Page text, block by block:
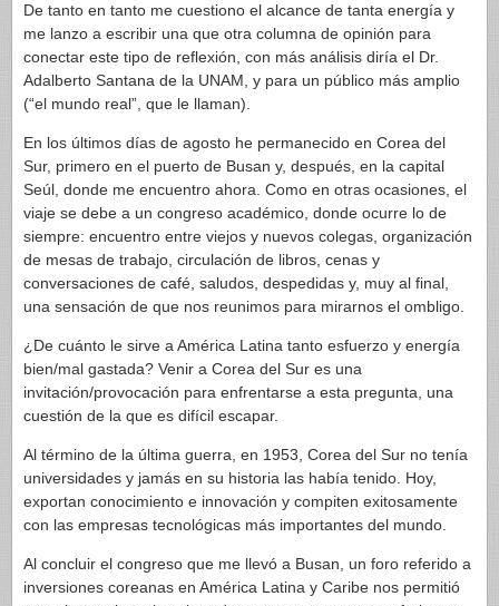
De tanto en tanto me cuestiono el alcance de tanta energía y
me lanzo a escribir una que otra columna de opinión para
conectar este tipo de reflexión, con más análisis diría el Dr.
Adalberto Santana de la UNAM, y para un público más amplio
(“el mundo real”, que le llaman).
En los últimos días de agosto he permanecido en Corea del
Sur, primero en el puerto de Busan y, después, en la capital
Seúl, donde me encuentro ahora. Como en otras ocasiones, el
viaje se debe a un congreso académico, donde ocurre lo de
siempre: encuentro entre viejos y nuevos colegas, organización
de mesas de trabajo, circulación de libros, cenas y
conversaciones de café, saludos, despedidas y, muy al final,
una sensación de que nos reunimos para mirarnos el ombligo.
¿De cuánto le sirve a América Latina tanto esfuerzo y energía
bien/mal gastada? Venir a Corea del Sur es una
invitación/provocación para enfrentarse a esta pregunta, una
cuestión de la que es difícil escapar.
Al término de la última guerra, en 1953, Corea del Sur no tenía
universidades y jamás en su historia las había tenido. Hoy,
exportan conocimiento e innovación y compiten exitosamente
con las empresas tecnológicas más importantes del mundo.
Al concluir el congreso que me llevó a Busan, un foro referido a
inversiones coreanas en América Latina y Caribe nos permitió